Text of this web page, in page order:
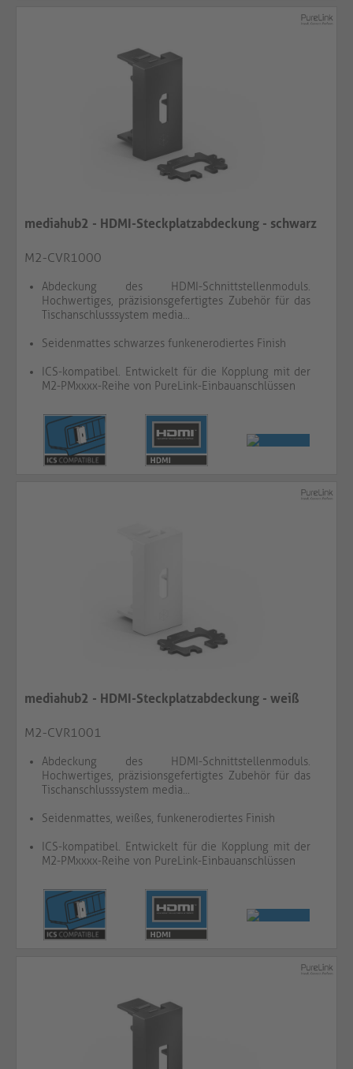
mediahub2 - HDMI-Steckplatzabdeckung - schwarz
M2-CVR1000
Abdeckung des HDMI-Schnittstellenmoduls.
Hochwertiges, präzisionsgefertigtes Zubehör für das
Tischanschlusssystem media...
Seidenmattes schwarzes funkenerodiertes Finish
ICS-kompatibel. Entwickelt für die Kopplung mit der
M2-PMxxxx-Reihe von PureLink-Einbauanschlüssen
mediahub2 - HDMI-Steckplatzabdeckung - weiß
M2-CVR1001
Abdeckung des HDMI-Schnittstellenmoduls.
Hochwertiges, präzisionsgefertigtes Zubehör für das
Tischanschlusssystem media...
Seidenmattes, weißes, funkenerodiertes Finish
ICS-kompatibel. Entwickelt für die Kopplung mit der
M2-PMxxxx-Reihe von PureLink-Einbauanschlüssen